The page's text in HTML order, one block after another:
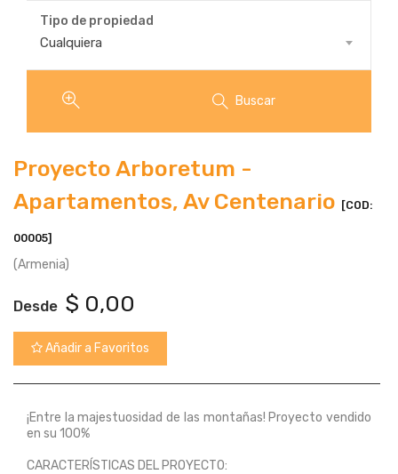
Tipo de propiedad
Cualquiera
Tipo
propiedad
Buscar
Proyecto Arboretum -
Apartamentos, Av Centenario [COD:
00005]
(Armenia)
Desde $ 0,00
Añadir a Favoritos
¡Entre la majestuosidad de las montañas! Proyecto vendido
en su 100%
CARACTERÍSTICAS DEL PROYECTO: